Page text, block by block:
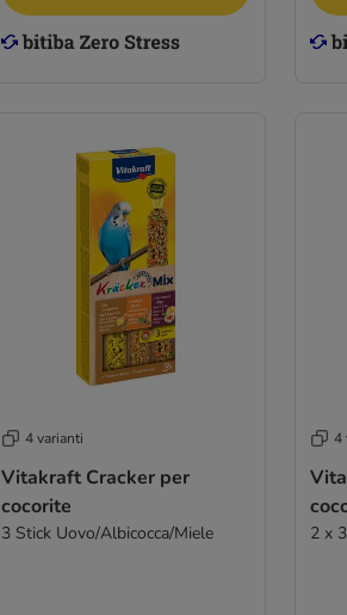
4 varianti
Vitakraft Cracker per
cocorite
3 Stick Uovo/Albicocca/Miele
4
2 x